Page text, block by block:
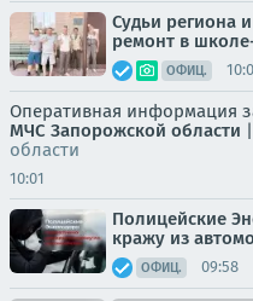
Судьи региона
ремонт в
ОФИЦ.
Оперативная информация
МЧС Запорожской области |
области
10:01
Полицейские
кражу из
ОФИЦ. 09:58